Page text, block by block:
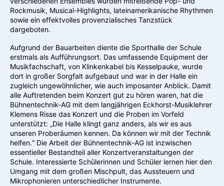
Rockmusik, Musical-Highlights, lateinamerikanische Rhythmen
sowie ein effektvolles provenzialisches Tanzstück
dargeboten.
Aufgrund der Bauarbeiten diente die Sporthalle der Schule
erstmals als Aufführungsort. Das umfassende Equipment der
Musikfachschaft, von Klinkenkabel bis Kesselpauke, wurde
dort in großer Sorgfalt aufgebaut und war in der Halle ein
zugleich ungewöhnlicher, wie auch imposanter Anblick. Damit
alle Auftretenden beim Konzert gut zu hören waren, hat die
Bühnentechnik-AG mit dem langjährigen Eckhorst-Musiklehrer
Klemens Risse das Konzert und die Proben im Vorfeld
unterstützt: „Die Halle klingt ganz anders, als wir es aus
unseren Proberäumen kennen. Da können wir mit der Technik
helfen.“ Die Arbeit der Bühnentechnik-AG ist inzwischen
essentieller Bestandteil aller Konzertveranstaltungen der
Schule. Interessierte Schülerinnen und Schüler lernen hier den
Umgang mit dem großen Mischpult, das Aussteuern und
Mikrophonieren unterschiedlicher Instrumente.